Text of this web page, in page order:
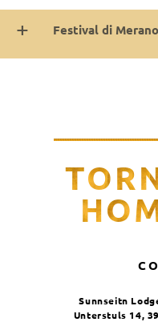
Festival di
Sunnseitn
Unterstuls 14,